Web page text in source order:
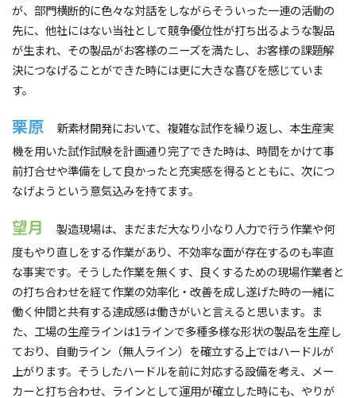
が、部門横断的に色々な対話をしながらそういった一連の活動の
先に、他社にはない当社として競争優位性が打ち出るような製品
が生まれ、その製品がお客様のニーズを満たし、お客様の課題解
決につなげることができた時には更に大きな喜びを感じていま
す。
栗原
新素材開発において、複雑な試作を繰り返し、本生産実
機を用いた試作試験を計画通り完了できた時は、時間をかけて事
前打合せや準備をして良かったと充実感を得るとともに、次につ
なげようという意気込みを持てます。
望月
製造現場は、まだまだ大なり小なり人力で行う作業や何
度もやり直しをする作業があり、不効率な面が存在するのも率直
な事実です。そうした作業を無くす、良くするための現場作業者と
の打ち合わせを経て作業の効率化・改善を成し遂げた時の一緒に
働く仲間と共有する達成感は働きがいと言えると思います。ま
た、工場の生産ラインは1ラインで多種多様な形状の製品を生産し
ており、自動ライン（無人ライン）を確立する上ではハードルが
上がります。そうしたハードルを前に対応する設備を考え、メー
カーと打ち合わせ、ラインとして運用が確立した時にも、やりが